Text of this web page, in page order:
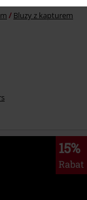
Bluzy z kapturem
15%
Rabat